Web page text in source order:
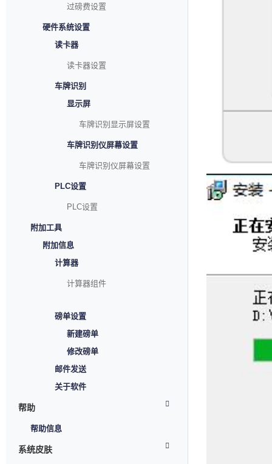
过磅费设置
硬件系统设置
读卡器
读卡器设置
车牌识别
显示屏
车牌识别显示屏设置
车牌识别仪屏幕设置
车牌识别仪屏幕设置
PLC设置
PLC设置
附加工具
附加信息
计算器
计算器组件
磅单设置
新建磅单
修改磅单
邮件发送
关于软件
帮助
帮助信息
系统皮肤